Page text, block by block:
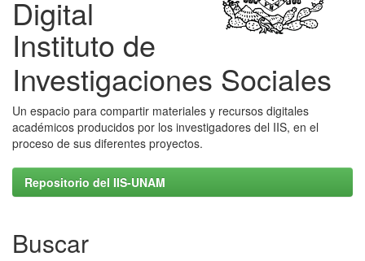
Digital
Instituto de
Investigaciones Sociales
Un espacio para compartir materiales y recursos digitales
académicos producidos por los investigadores del IIS, en el
proceso de sus diferentes proyectos.
Repositorio del IIS-UNAM
Buscar